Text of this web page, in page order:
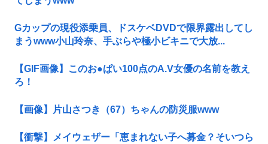
Gカップの現役添乗員、ドスケベDVDで限界露出してし
まうwww小山玲奈、手ぶらや極小ビキニで大放...
【GIF画像】このお●ぱい100点のA.V女優の名前を教え
ろ！
【画像】片山さつき（67）ちゃんの防災服www
【衝撃】メイウェザー「恵まれない子へ募金？そいつら